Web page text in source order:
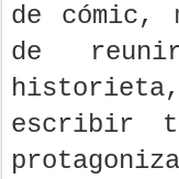
de cómic,
de
escribir